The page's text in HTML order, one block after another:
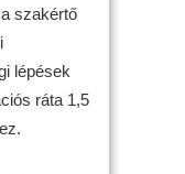
szakértő
lépések
ráta 1,5